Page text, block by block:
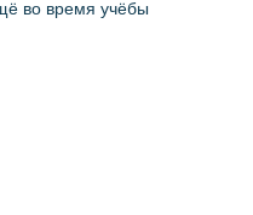
во время учёбы